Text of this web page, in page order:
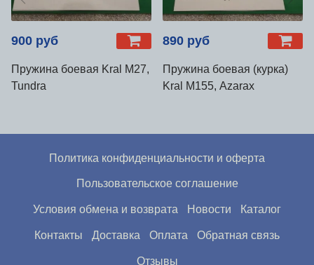
900 руб
Пружина боевая Kral М27,
Tundra
890 руб
Пружина боевая (курка)
Kral М155, Azarax
Политика конфиденциальности и оферта
Пользовательское соглашение
Условия обмена и возврата Новости Каталог
Контакты Доставка Оплата Обратная связь
Отзывы